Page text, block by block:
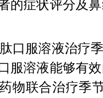
的症状评分及
口服溶液治疗
服溶液能够有
物联合治疗季